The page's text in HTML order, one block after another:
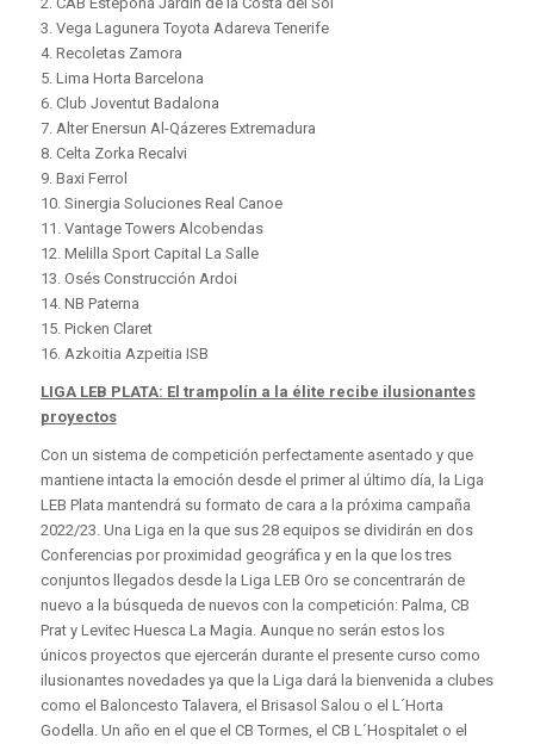
3. Vega Lagunera Toyota Adareva Tenerife
4. Recoletas Zamora
5. Lima Horta Barcelona
6. Club Joventut Badalona
7. Alter Enersun Al-Qázeres Extremadura
8. Celta Zorka Recalvi
9. Baxi Ferrol
10. Sinergia Soluciones Real Canoe
11. Vantage Towers Alcobendas
12. Melilla Sport Capital La Salle
13. Osés Construcción Ardoi
14. NB Paterna
15. Picken Claret
16. Azkoitia Azpeitia ISB
LIGA LEB PLATA: El trampolín a la élite recibe ilusionantes
proyectos
Con un sistema de competición perfectamente asentado y que
mantiene intacta la emoción desde el primer al último día, la Liga
LEB Plata mantendrá su formato de cara a la próxima campaña
2022/23. Una Liga en la que sus 28 equipos se dividirán en dos
Conferencias por proximidad geográfica y en la que los tres
conjuntos llegados desde la Liga LEB Oro se concentrarán de
nuevo a la búsqueda de nuevos con la competición: Palma, CB
Prat y Levitec Huesca La Magia. Aunque no serán estos los
únicos proyectos que ejercerán durante el presente curso como
ilusionantes novedades ya que la Liga dará la bienvenida a clubes
como el Baloncesto Talavera, el Brisasol Salou o el L´Horta
Godella. Un año en el que el CB Tormes, el CB L´Hospitalet o el